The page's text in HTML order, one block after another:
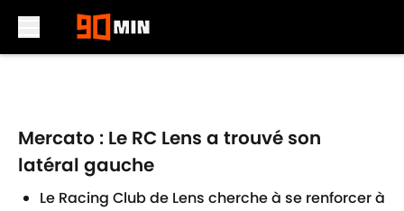
Mercato : Le RC Lens a trouvé son
latéral gauche
Le Racing Club de Lens cherche à se renforcer à